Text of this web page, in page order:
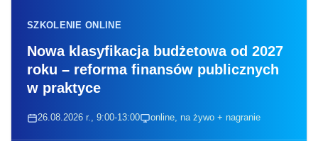
SZKOLENIE ONLINE
Nowa klasyfikacja budżetowa od 2027
roku – reforma finansów publicznych
w praktyce
26.08.2026 r., 9:00-13:00 online, na żywo + nagranie